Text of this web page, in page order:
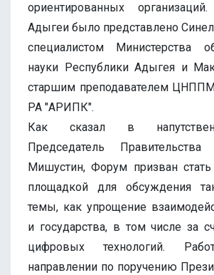
ориентированных
Адыгеи было представлено
специалистом Министерства
науки Республики Адыгея и
старшим преподавателем
РА "АРИПК".
Как сказал в
Председатель
Мишустин, Форум призван
площадкой для обсуждения
темы, как упрощение
и государства, в том числе за
цифровых технологий.
направлении по поручению